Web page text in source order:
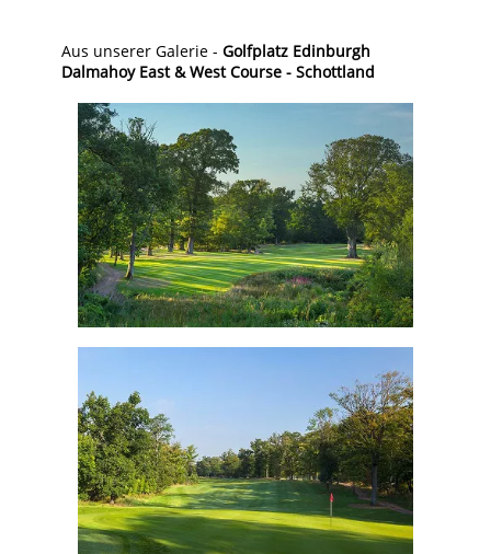
Aus unserer Galerie - Golfplatz Edinburgh
Dalmahoy East & West Course - Schottland